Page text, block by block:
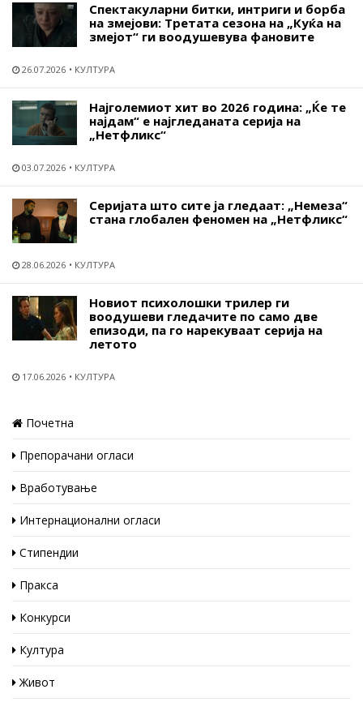
Спектакуларни битки, интриги и борба
на змејови: Третата сезона на „Куќа на
змејот“ ги воодушевува фановите
26.07.2026 КУЛТУРА
Најголемиот хит во 2026 година: „Ќе те
најдам“ е најгледаната серија на
„Нетфликс“
03.07.2026 КУЛТУРА
Серијата што сите ја гледаат: „Немеза“
стана глобален феномен на „Нетфликс“
28.06.2026 КУЛТУРА
Новиот психолошки трилер ги
воодушеви гледачите по само две
епизоди, па го нарекуваат серија на
летото
17.06.2026 КУЛТУРА
Почетна
Препорачани огласи
Вработување
Интернационални огласи
Стипендии
Пракса
Конкурси
Култура
Живот